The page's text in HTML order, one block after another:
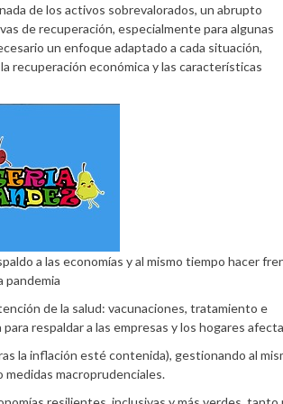
de los activos sobrevalorados, un abrupto
de recuperación, especialmente para algunas
un enfoque adaptado a cada situación,
recuperación económica y las características
a las economías y al mismo tiempo hacer
pandemia
de la salud: vacunaciones, tratamiento e
respaldar a las empresas y los hogares
la inflación esté contenida), gestionando al
macroprudenciales.